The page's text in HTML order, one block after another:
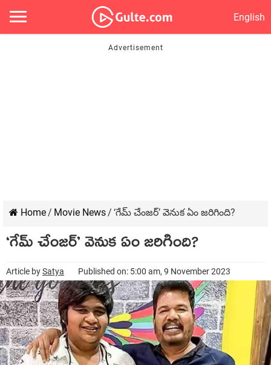
English
Home/ Movie News/ ‘గేమ్ చేంజర్’ వెనుక ఏం జరిగింది?
‘గేమ్ చేంజర్’ వెనుక ఏం జరిగింది?
Article bySatya Published on: 5:00 am, 9 November 2023